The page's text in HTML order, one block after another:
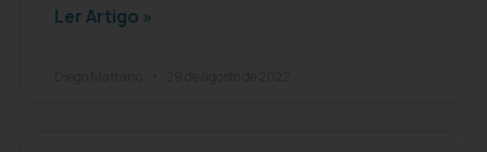
Ler Artigo »